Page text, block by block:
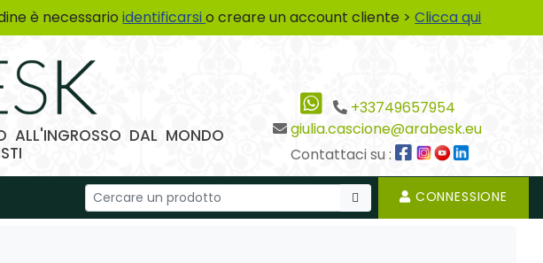
è necessarioidentificarsio creare un account cliente >Clicca qui
ALL'INGROSSO DAL MONDO
+33749657954
giulia.cascione@arabesk.eu
Contattaci su :
CONNESSIONE